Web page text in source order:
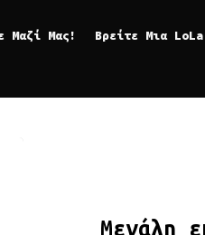
Μαζί Μας! Βρείτε Μια LoLa
Μεγάλη